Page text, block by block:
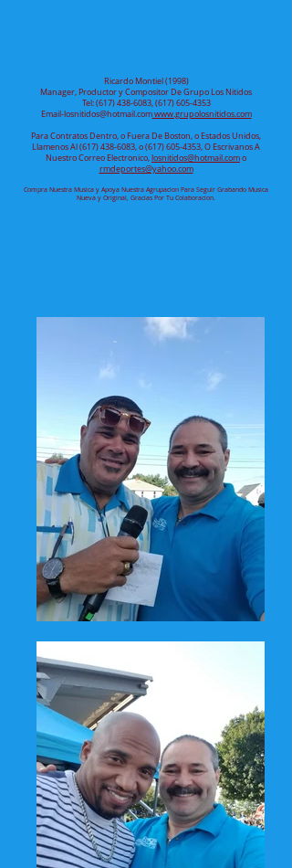
Ricardo Montiel (1998)
Manager, Productor y Compositor De Grupo Los Nitidos
Tel: (617) 438-6083, (617) 605-4353
Email-losnitidos@hotmail.comwww.grupolosnitidos.com
Para Contratos Dentro, o Fuera De Boston, o Estados Unidos,
Llamenos Al (617) 438-6083, o (617) 605-4353, O Escrivanos A
Nuestro Correo Electronico,losnitidos@hotmail.como
rmdeportes@yahoo.com
Compra Nuestra Musica y Apoya Nuestra Agrupacion Para Seguir Grabando Musica
Nueva y Original, Gracias Por Tu Colaboracion.